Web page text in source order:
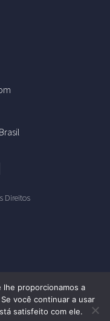
Direitos
lhe proporcionamos a
você continuar a usar
satisfeito com ele.